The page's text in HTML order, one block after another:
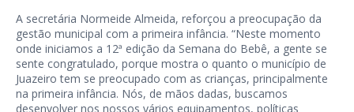
A secretária Normeide Almeida, reforçou a preocupação da
gestão municipal com a primeira infância. “Neste momento
onde iniciamos a 12ª edição da Semana do Bebê, a gente se
sente congratulado, porque mostra o quanto o município de
Juazeiro tem se preocupado com as crianças, principalmente
na primeira infância. Nós, de mãos dadas, buscamos
desenvolver nos nossos vários equipamentos, políticas